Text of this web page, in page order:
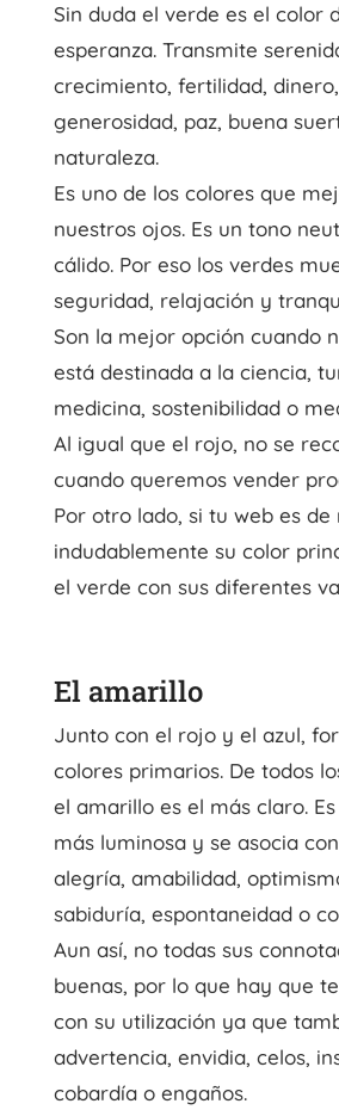
Sin duda el verde es el color
esperanza. Transmite
crecimiento, fertilidad,
generosidad, paz, buena
naturaleza.
Es uno de los colores que
nuestros ojos. Es un tono
cálido. Por eso los verdes
seguridad, relajación y
Son la mejor opción cuando
está destinada a la ciencia,
medicina, sostenibilidad o
Al igual que el rojo, no se
cuando queremos vender
Por otro lado, si tu web es de
indudablemente su color
el verde con sus diferentes
El amarillo
Junto con el rojo y el azul,
colores primarios. De todos
el amarillo es el más claro.
más luminosa y se asocia
alegría, amabilidad,
sabiduría, espontaneidad o
Aun así, no todas sus
buenas, por lo que hay que
con su utilización ya que
advertencia, envidia, celos,
cobardía o engaños.